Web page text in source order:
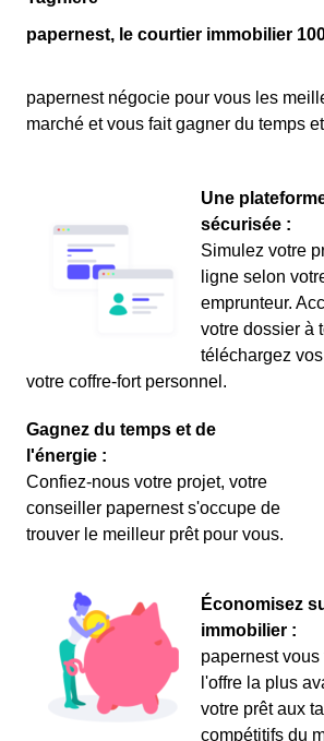
papernest, le courtier immobilier
papernest négocie pour vous les
marché et vous fait gagner du temps
Une
sécurisée :
Simulez votre
ligne selon
emprunteur.
votre dossier à
téléchargez
votre coffre-fort personnel.
Gagnez du temps et de
l'énergie :
Confiez-nous votre projet, votre
conseiller papernest s'occupe de
trouver le meilleur prêt pour vous.
Économisez
immobilier :
papernest
l'offre la plus
votre prêt aux
compétitifs du